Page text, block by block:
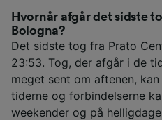
Hvornår afgår det sidste
Bologna?
Det sidste tog fra Prato
23:53. Tog, der afgår i de
meget sent om aftenen,
tiderne og forbindelserne
weekender og på